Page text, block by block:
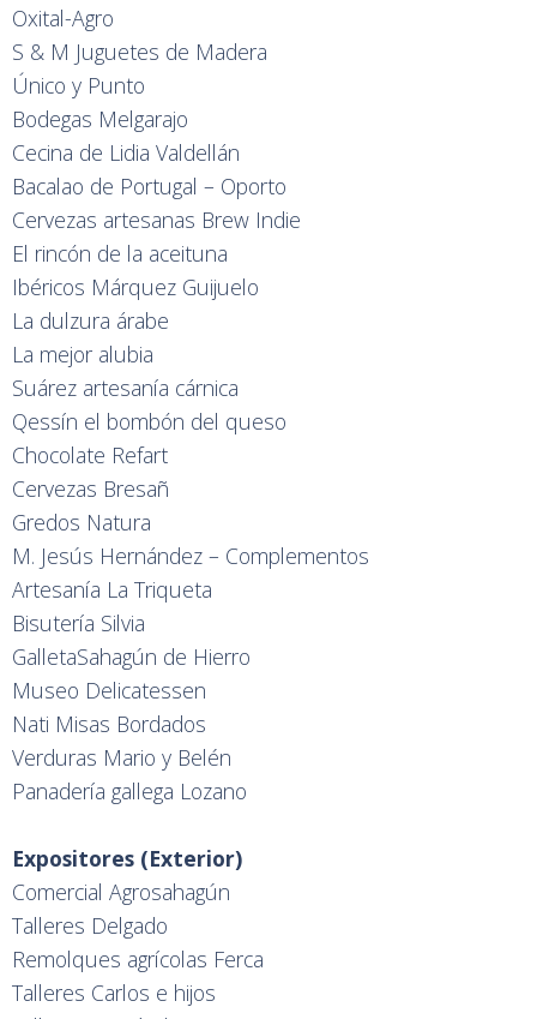
Oxital-Agro
S & M Juguetes de Madera
Único y Punto
Bodegas Melgarajo
Cecina de Lidia Valdellán
Bacalao de Portugal – Oporto
Cervezas artesanas Brew Indie
El rincón de la aceituna
Ibéricos Márquez Guijuelo
La dulzura árabe
La mejor alubia
Suárez artesanía cárnica
Qessín el bombón del queso
Chocolate Refart
Cervezas Bresañ
Gredos Natura
M. Jesús Hernández – Complementos
Artesanía La Triqueta
Bisutería Silvia
GalletaSahagún de Hierro
Museo Delicatessen
Nati Misas Bordados
Verduras Mario y Belén
Panadería gallega Lozano
Expositores (Exterior)
Comercial Agrosahagún
Talleres Delgado
Remolques agrícolas Ferca
Talleres Carlos e hijos